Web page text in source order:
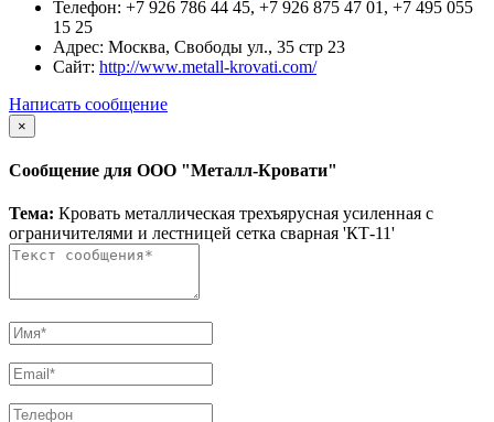
Телефон: +7 926 786 44 45, +7 926 875 47 01, +7 495 055
15 25
Адрес: Москва, Свободы ул., 35 стр 23
Сайт: http://www.metall-krovati.com/
Написать сообщение
×
Сообщение для ООО "Металл-Кровати"
Тема: Кровать металлическая трехъярусная усиленная с
ограничителями и лестницей сетка сварная 'КТ-11'